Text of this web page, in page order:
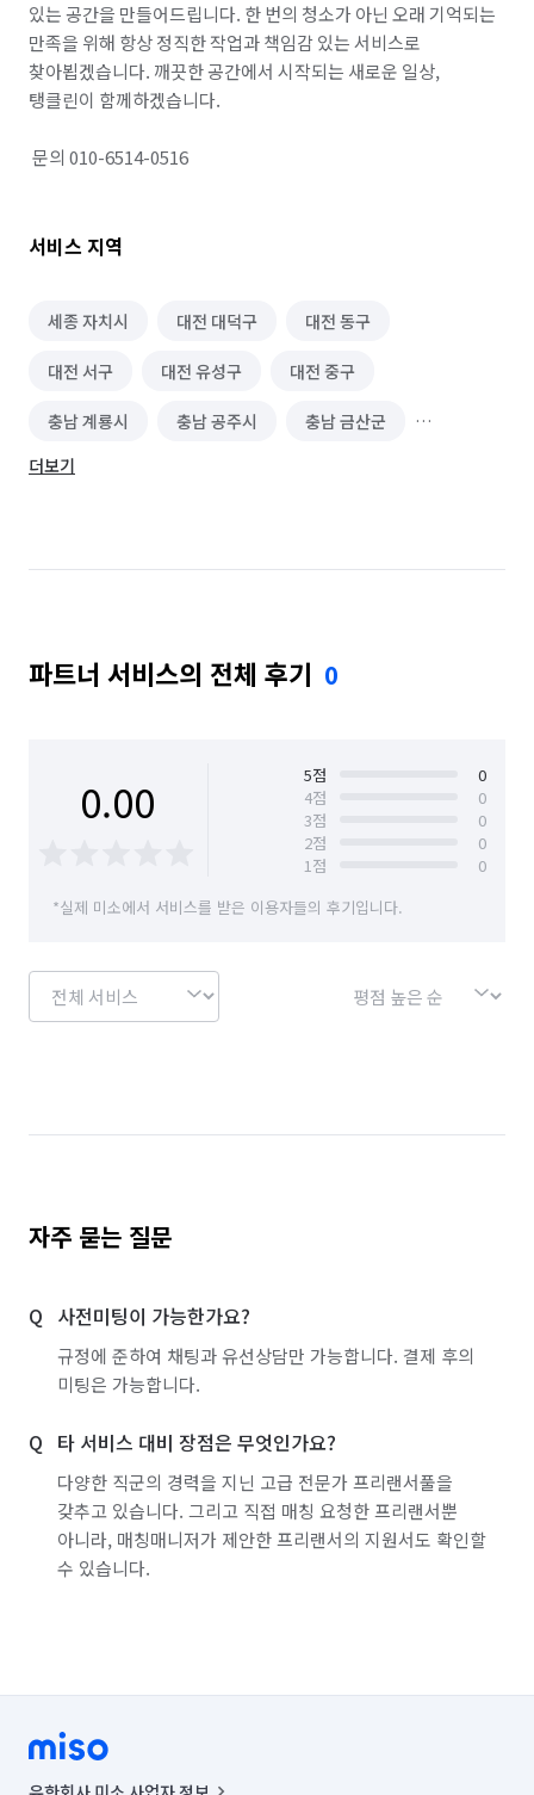
있는 공간을 만들어드립니다. 한 번의 청소가 아닌 오래 기억되는
만족을 위해 항상 정직한 작업과 책임감 있는 서비스로
찾아뵙겠습니다. 깨끗한 공간에서 시작되는 새로운 일상,
탱클린이 함께하겠습니다.
문의 010-6514-0516
서비스 지역
세종 자치시 대전 대덕구 대전 동구
대전 서구 대전 유성구 대전 중구
충남 계룡시 충남 공주시 충남 금산군
충남 논산시
충남 아산시 충남 예산군 충남 천안시 동남구
충남 홍성군 충북 청주시 상당구
충북 충주시
더보기
파트너 서비스의 전체 후기 0
0.00 5점
0
4점
0
3점
0
2점
0
1점
0
*실제 미소에서 서비스를 받은 이용자들의 후기입니다.
자주 묻는 질문
사전미팅이 가능한가요?
규정에 준하여 채팅과 유선상담만 가능합니다. 결제 후의
미팅은 가능합니다.
타 서비스 대비 장점은 무엇인가요?
다양한 직군의 경력을 지닌 고급 전문가 프리랜서풀을
갖추고 있습니다. 그리고 직접 매칭 요청한 프리랜서뿐
아니라, 매칭매니저가 제안한 프리랜서의 지원서도 확인할
수 있습니다.